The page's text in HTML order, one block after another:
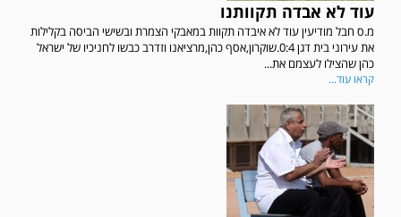
עוד לא אבדה תקוותנו
מ.ס חבל מודיעין עוד לא איבדה תקוות במאבקי הצמרת ובשישי הביסה בקלילות
את עירוני בית דגן 0:4.שוקרון,אסף כהן,מרציאנו וזדרב כבשו לחניכיו של ישראל
כהן שהצילו לעצמם את...
קראו עוד...